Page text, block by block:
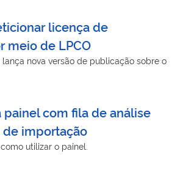
licença de
meio de LPCO
lança nova versão de publicação sobre o
com fila de análise
importação
utilizar o painel.